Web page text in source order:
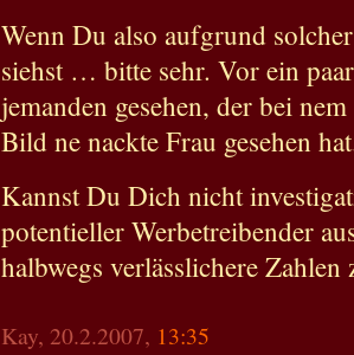
Wenn Du also aufgrund
siehst … bitte sehr. Vor ein
jemanden gesehen, der bei
Bild ne nackte Frau gesehen
Kannst Du Dich nicht
potentieller Werbetreibender
halbwegs verlässlichere Zahlen
Kay, 20.2.2007, 13:35